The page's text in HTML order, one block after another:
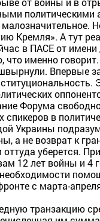
Кремля». А тут
в ПАСЕ от
что именно
Впервые
Форума
спикеров в
Украины
а не возврат к
уберется.
12 лет войны и
с марта-
транзакцию